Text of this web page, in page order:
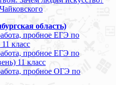
область)
пробное ЕГЭ по
класс
пробное ЕГЭ по
11 класс
пробное ОГЭ по